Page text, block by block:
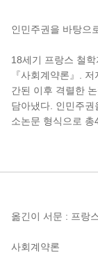
인민주권을 바탕으
18세기 프랑스 철
『사회계약론』.
간된 이후 격렬한
담아냈다. 인민주권
소논문 형식으로 총
옮긴이 서문 : 프랑
사회계약론